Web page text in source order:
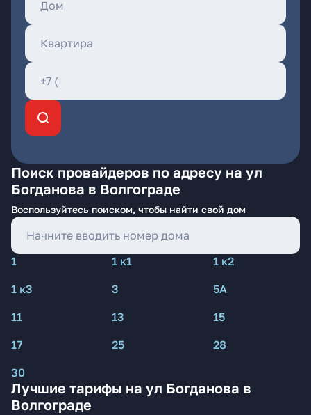
Поиск провайдеров по адресу на ул
Богданова в Волгограде
Воспользуйтесь поиском, чтобы найти свой дом
1 1 к1
1 к2
1 к3
3
5А
11
13
15
17
25
28
30
Лучшие тарифы на ул Богданова в
Волгограде